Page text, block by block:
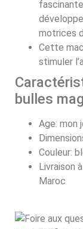
motrices
Cette
stimuler
bulles
Age: mon
Couleur:
Livraison
Maroc